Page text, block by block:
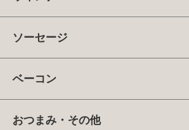
ソーセージ
ベーコン
おつまみ・その他